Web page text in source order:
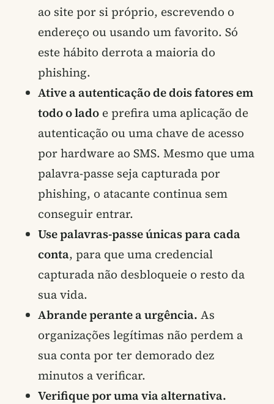
ao site por si próprio, escrevendo o
endereço ou usando um favorito. Só
este hábito derrota a maioria do
phishing.
Ative a autenticação de dois fatores em
todo o lado e prefira uma aplicação de
autenticação ou uma chave de acesso
por hardware ao SMS. Mesmo que uma
palavra-passe seja capturada por
phishing, o atacante continua sem
conseguir entrar.
Use palavras-passe únicas para cada
conta, para que uma credencial
capturada não desbloqueie o resto da
sua vida.
Abrande perante a urgência. As
organizações legítimas não perdem a
sua conta por ter demorado dez
minutos a verificar.
Verifique por uma via alternativa.